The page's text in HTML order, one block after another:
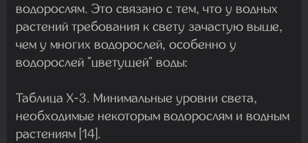
водорослям. Это связано с тем, что у водных
растений требования к свету зачастую выше,
чем у многих водорослей, особенно у
водорослей "цветущей" воды:
Таблица Х-3. Минимальные уровни света,
необходимые некоторым водорослям и водным
растениям [14].